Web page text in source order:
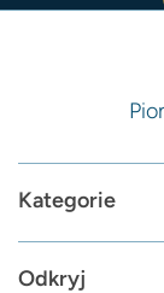
Kategorie
Odkryj